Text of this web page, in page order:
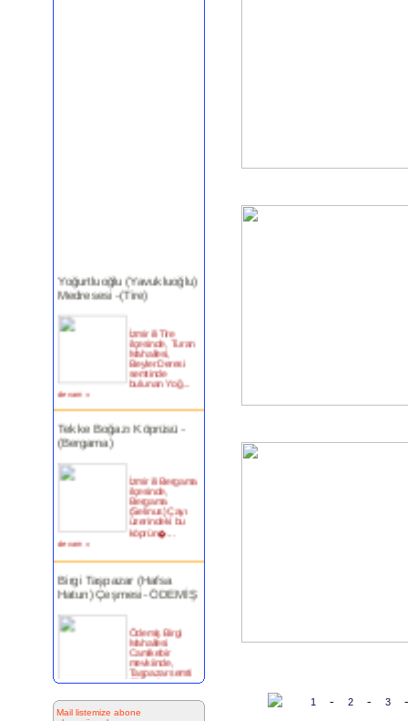
Yoğurtluoğlu (Yavukluoğlu)
Medresesi -(Tire)
İzmir ili Tire
ilçesinde, Turan
Mahallesi,
Beyler Deresi
semtinde
bulunan Yoğ...
Tekke Boğazı Köprüsü -
(Bergama)
İzmir ili Bergama
ilçesinde,
Bergama
(Selinus) Çayı
üzerindeki bu
köprün�...
Birgi Taşpazar (Hafsa
Hatun) Çeşmesi- ÖDEMİŞ
Ödemiş Birgi
Mahallesi
Camikebir
mevkiinde,
Taşpazar semti
253 ada 4
Mail listemize abone
1 - 2 - 3 -